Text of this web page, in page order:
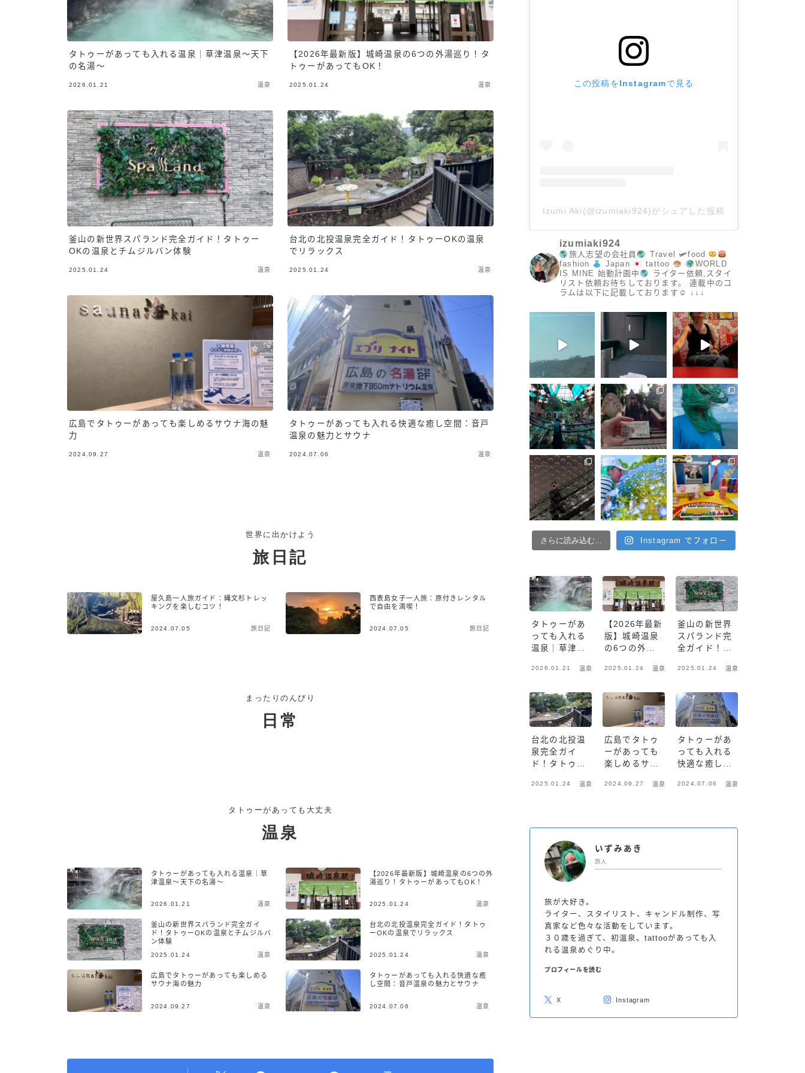
タトゥーがあっても入れる温泉｜草津温泉〜天下
の名湯〜
2026.01.21 温泉
【2026年最新版】城崎温泉の6つの外湯巡り！タ
トゥーがあってもOK！
2025.01.24 温泉
釜山の新世界スパランド完全ガイド！タトゥー
OKの温泉とチムジルバン体験
2025.01.24 温泉
台北の北投温泉完全ガイド！タトゥーOKの温泉
でリラックス
2025.01.24 温泉
広島でタトゥーがあっても楽しめるサウナ海の魅
力
2024.09.27 温泉
タトゥーがあっても入れる快適な癒し空間：音戸
温泉の魅力とサウナ
2024.07.06 温泉
世界に出かけよう
旅日記
屋久島一人旅ガイド：縄文杉トレッ
キングを楽しむコツ！
2024.07.05 旅日記
西表島女子一人旅：原付きレンタル
で自由を満喫！
2024.07.05 旅日記
まったりのんびり
日常
タトゥーがあっても大丈夫
温泉
タトゥーがあっても入れる温泉｜草
津温泉〜天下の名湯〜
2026.01.21 温泉
【2026年最新版】城崎温泉の6つの外
湯巡り！タトゥーがあってもOK！
2025.01.24 温泉
釜山の新世界スパランド完全ガイ
ド！タトゥーOKの温泉とチムジルバ
ン体験
2025.01.24 温泉
台北の北投温泉完全ガイド！タトゥ
ーOKの温泉でリラックス
2025.01.24 温泉
広島でタトゥーがあっても楽しめる
サウナ海の魅力
2024.09.27 温泉
タトゥーがあっても入れる快適な癒
し空間：音戸温泉の魅力とサウナ
2024.07.06 温泉
この投稿をInstagramで見る
Izumi Aki(@izumiaki924)がシェアした投稿
izumiaki924
旅人志望の会社員
Travel 🛩food
fashion
Japan tattoo
WORLD
IS MINE 始動計画中
ライター依頼,スタイ
リスト依頼お待ちしております。
連載中のコ
ラムは以下に記載しております☺︎
↓↓↓
さらに読み込む... Instagram でフォロー
タトゥーがあ
っても入れる
温泉｜草津温
湯〜
2026.01.21 温泉
【2026年最新
版】城崎温泉
の6つの外湯
ーがあっても
2025.01.24 温泉
釜山の新世界
スパランド完
全ガイド！タ
温泉とチムジ
2025.01.24 温泉
台北の北投温
泉完全ガイ
ド！タトゥー
リラックス
2025.01.24 温泉
広島でタトゥ
ーがあっても
楽しめるサウ
2024.09.27 温泉
タトゥーがあ
っても入れる
快適な癒し空
の魅力とサウ
2024.07.06 温泉
いずみあき
旅人
旅が大好き。
ライター、スタイリスト、キャンドル制作、写
真家など色々な活動をしています。
３０歳を過ぎて、初温泉。tattooがあっても入
れる温泉めぐり中。
プロフィールを読む
X Instagram